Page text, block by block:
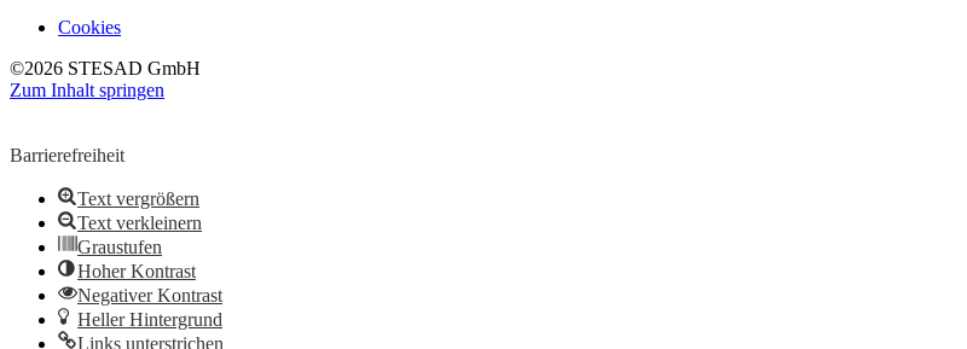
Cookies
©2026 STESAD GmbH
Zum Inhalt springen
Barrierefreiheit
Text vergrößern
Text verkleinern
Graustufen
Hoher Kontrast
Negativer Kontrast
Heller Hintergrund
Links unterstrichen